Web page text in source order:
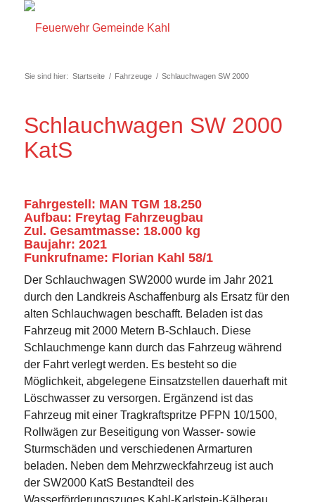
Sie sind hier: Startseite / Fahrzeuge / Schlauchwagen SW 2000
Schlauchwagen SW 2000
KatS
Fahrgestell: MAN TGM 18.250
Aufbau: Freytag Fahrzeugbau
Zul. Gesamtmasse: 18.000 kg
Baujahr: 2021
Funkrufname: Florian Kahl 58/1
Der Schlauchwagen SW2000 wurde im Jahr 2021
durch den Landkreis Aschaffenburg als Ersatz für den
alten Schlauchwagen beschafft. Beladen ist das
Fahrzeug mit 2000 Metern B-Schlauch. Diese
Schlauchmenge kann durch das Fahrzeug während
der Fahrt verlegt werden. Es besteht so die
Möglichkeit, abgelegene Einsatzstellen dauerhaft mit
Löschwasser zu versorgen. Ergänzend ist das
Fahrzeug mit einer Tragkraftspritze PFPN 10/1500,
Rollwägen zur Beseitigung von Wasser- sowie
Sturmschäden und verschiedenen Armarturen
beladen. Neben dem Mehrzweckfahrzeug ist auch
der SW2000 KatS Bestandteil des